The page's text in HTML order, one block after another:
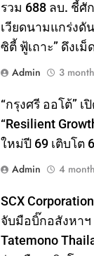
รวม 688 ลบ. ชี้ศั
เวียดนามแกร่งดั
ซิตี้ ฟู้เถาะ” ดึงเม็ด
Admin
3
“กรุงศรี ออโต้” เ
“Resilient
ใหม่ปี 69 เติบโต
Admin
4
SCX
จับมือบิ๊กอสังหา
Tatemono